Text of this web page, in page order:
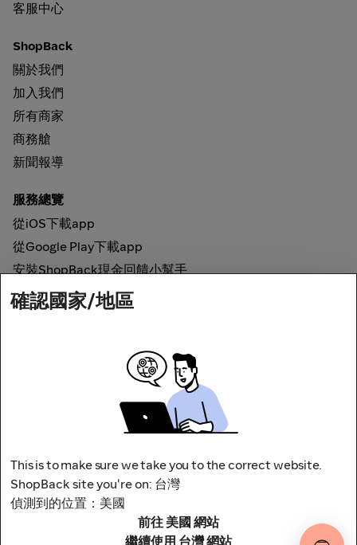
客服中心
ShopBack
關於我們
加入我們
所有商家
商務艙
新聞報導
服務總覽
從iOS下載app
從Google Play下載app
安裝ShopBack現金回饋小幫手
如何運作
地址：台北市松山區南京東路四段1號8樓
隱私權政策
確認國家/地區
This is to make sure we take you to the correct website.
ShopBack site you're on: 台灣
偵測到的位置：美國
前往 美國 網站
繼續使用 台灣 網站